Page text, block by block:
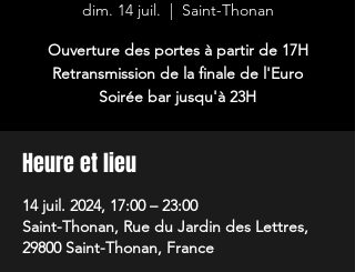
dim. 14 juil.
  |
Saint-Thonan
Ouverture des portes à partir de 17H
Retransmission de la finale de l'Euro
Soirée bar jusqu'à 23H
Heure et lieu
14 juil. 2024, 17:00 – 23:00
Saint-Thonan, Rue du Jardin des Lettres,
29800 Saint-Thonan, France